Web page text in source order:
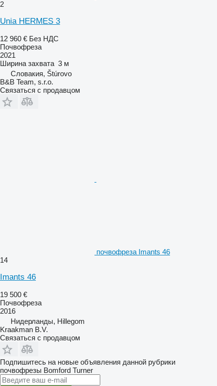
2
Unia HERMES 3
12 960 € Без НДС
Почвофреза
2021
Ширина захвата 3 м
Словакия, Štúrovo
B&B Team, s.r.o.
Связаться с продавцом
почвофреза Imants 46
14
Imants 46
19 500 €
Почвофреза
2016
Нидерланды, Hillegom
Kraakman B.V.
Связаться с продавцом
Подпишитесь на новые объявления данной рубрики
почвофрезы Bomford Turner